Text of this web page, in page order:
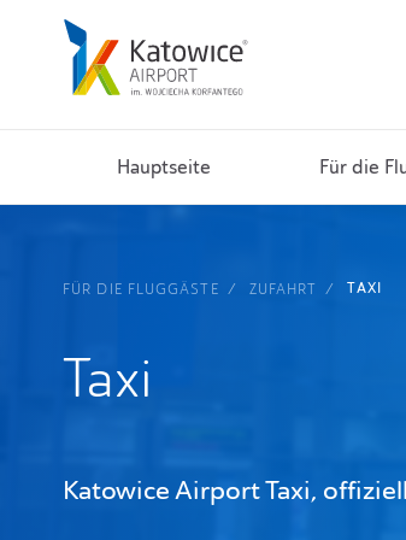
Hauptseite Für die
FÜR DIE FLUGGÄSTE ZUFAHRT TAXI
Taxi
Katowice Airport Taxi,